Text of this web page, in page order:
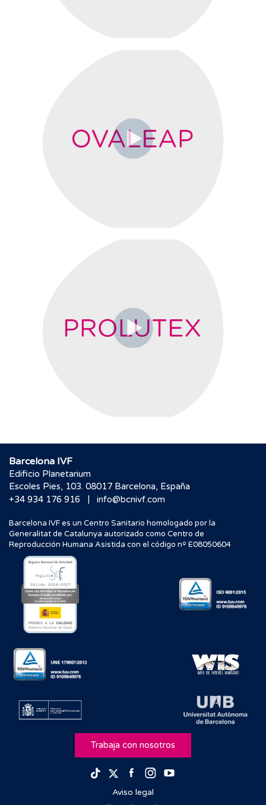
Barcelona IVF
Edificio Planetarium
Escoles Pies, 103. 08017 Barcelona, España
+34 934 176 916
| info@bcnivf.com
Barcelona IVF es un Centro Sanitario homologado por la
Generalitat de Catalunya autorizado como Centro de
Reproducción Humana Asistida con el código nº E08050604
Trabaja con nosotros
TikTokTwitterFacebook
Instagram
Aviso legal